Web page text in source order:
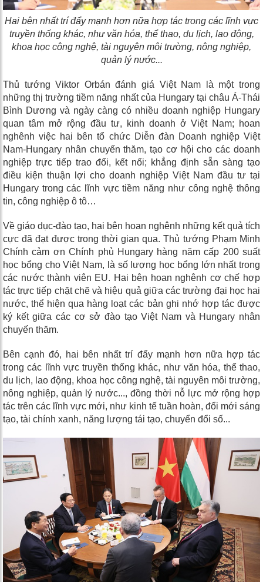
Hai bên nhất trí đẩy mạnh hơn nữa hợp tác trong các lĩnh vực
truyền thống khác, như văn hóa, thể thao, du lịch, lao động,
khoa học công nghệ, tài nguyên môi trường, nông nghiệp,
quản lý nước...
Thủ tướng Viktor Orbán đánh giá Việt Nam là một trong
những thị trường tiềm năng nhất của Hungary tại châu Á-Thái
Bình Dương và ngày càng có nhiều doanh nghiệp Hungary
quan tâm mở rộng đầu tư, kinh doanh ở Việt Nam; hoan
nghênh việc hai bên tổ chức Diễn đàn Doanh nghiệp Việt
Nam-Hungary nhân chuyến thăm, tạo cơ hội cho các doanh
nghiệp trực tiếp trao đổi, kết nối; khẳng định sẵn sàng tạo
điều kiện thuận lợi cho doanh nghiệp Việt Nam đầu tư tại
Hungary trong các lĩnh vực tiềm năng như công nghệ thông
tin, công nghiệp ô tô…
Về giáo dục-đào tạo, hai bên hoan nghênh những kết quả tích
cực đã đạt được trong thời gian qua. Thủ tướng Phạm Minh
Chính cảm ơn Chính phủ Hungary hàng năm cấp 200 suất
học bổng cho Việt Nam, là số lượng học bổng lớn nhất trong
các nước thành viên EU. Hai bên hoan nghênh cơ chế hợp
tác trực tiếp chặt chẽ và hiệu quả giữa các trường đại học hai
nước, thể hiện qua hàng loạt các bản ghi nhớ hợp tác được
ký kết giữa các cơ sở đào tạo Việt Nam và Hungary nhân
chuyến thăm.
Bên cạnh đó, hai bên nhất trí đẩy mạnh hơn nữa hợp tác
trong các lĩnh vực truyền thống khác, như văn hóa, thể thao,
du lịch, lao động, khoa học công nghệ, tài nguyên môi trường,
nông nghiệp, quản lý nước..., đồng thời nỗ lực mở rộng hợp
tác trên các lĩnh vực mới, như kinh tế tuần hoàn, đổi mới sáng
tạo, tài chính xanh, năng lượng tái tạo, chuyển đổi số...